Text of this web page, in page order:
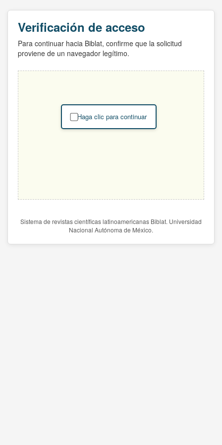
Verificación de acceso
Para continuar hacia Biblat, confirme que la solicitud
proviene de un navegador legítimo.
Haga clic para continuar
Sistema de revistas científicas latinoamericanas Biblat. Universidad
Nacional Autónoma de México.